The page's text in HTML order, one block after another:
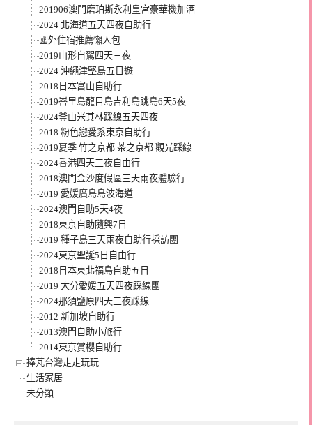
201906澳門磨珀斯永利皇宮豪華機加酒
2024 北海道五天四夜自助行
國外住宿推薦懶人包
2019山形自駕四天三夜
2024 沖繩津堅島五日遊
2018日本富山自助行
2019峇里島龍目島吉利島跳島6天5夜
2024釜山米其林踩線五天四夜
2018 粉色戀愛系東京自助行
2019夏季 竹之京都 茶之京都 觀光踩線
2024香港四天三夜自由行
2018澳門金沙度假區三天兩夜體驗行
2019 愛媛廣島島波海道
2024澳門自助5天4夜
2018東京自助隨興7日
2019 種子島三天兩夜自助行採訪團
2024東京聖誕5日自由行
2018日本東北福島自助五日
2019 大分愛媛五天四夜踩線團
2024那須鹽原四天三夜踩線
2012 新加坡自助行
2013澳門自助小旅行
2014東京賞櫻自助行
捧芃台灣走走玩玩
生活家居
未分類